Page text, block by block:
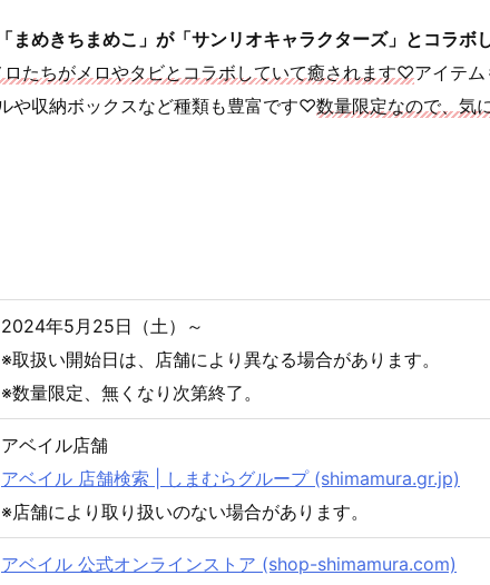
「まめきちまめこ」が「サンリオキャラクターズ」とコラボ
ロたちがメロやタビとコラボしていて癒されます♡アイテ
や収納ボックスなど種類も豊富です♡数量限定なので、気
2024年5月25日（土）～
※取扱い開始日は、店舗により異なる場合があります。
※数量限定、無くなり次第終了。
アベイル店舗
アベイル 店舗検索 | しまむらグループ (shimamura.gr.jp)
※店舗により取り扱いのない場合があります。
アベイル 公式オンラインストア (shop-shimamura.com)